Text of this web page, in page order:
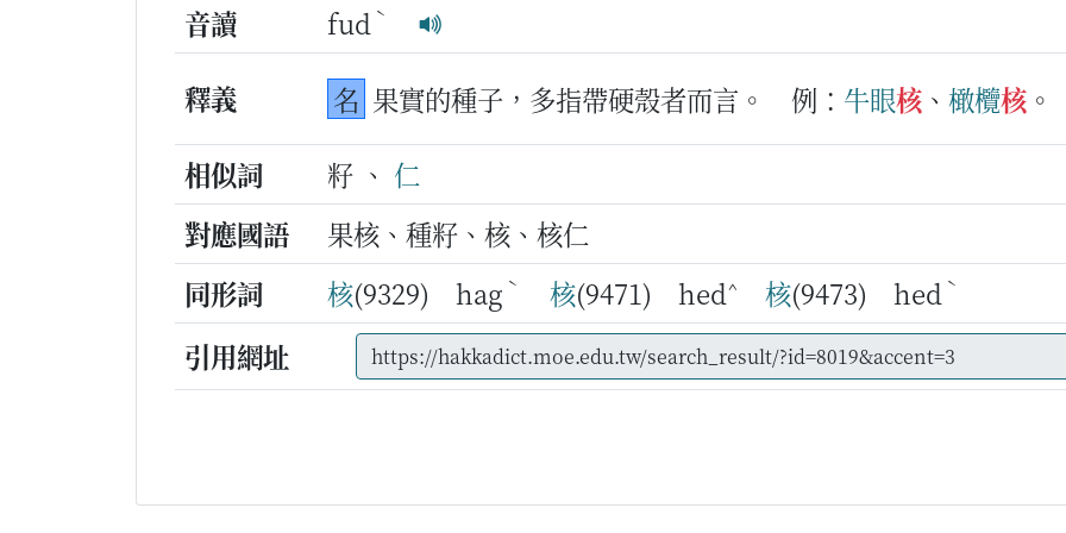
音讀 fud ˋ
釋義 名 果實的種子，多指帶硬殼者而言。 例： 牛眼核 、 橄欖核 。
相似詞
籽 、 仁
對應國語
果核、種籽、核、核仁
同形詞
核(9329) hag ˋ 核(9471) hed^ 核(9473) hed ˋ
引用網址